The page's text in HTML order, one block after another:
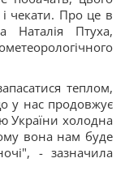
чекати. Про це в
Наталія Птуха,
теплом,
у нас продовжує
України холодна
вона нам буде
- зазначила